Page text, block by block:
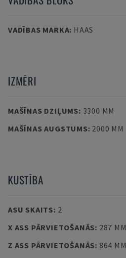
VADĪBAS MARKA: HAAS
IZMĒRI
MAŠĪNAS DZIĻUMS: 3300 MM
MAŠĪNAS AUGSTUMS: 2000 MM
KUSTĪBA
ASU SKAITS: 2
X ASS PĀRVIETOŠANĀS: 287 MM
Z ASS PĀRVIETOŠANĀS: 864 MM